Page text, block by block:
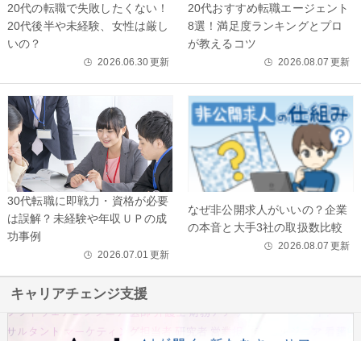
20代の転職で失敗したくない！
20代後半や未経験、女性は厳し
いの？
🕒 2026.06.30更新
20代おすすめ転職エージェント
8選！満足度ランキングとプロ
が教えるコツ
🕒 2026.08.07 更新
30代転職に即戦力・資格が必要
は誤解？未経験や年収ＵＰの成
功事例
🕒 2026.07.01 更新
なぜ非公開求人がいいの？企業
の本音と大手3社の取扱数比較
🕒 2026.08.07 更新
キャリアチェンジ支援